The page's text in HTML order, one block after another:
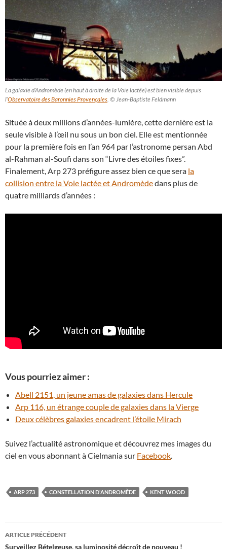
La galaxie d’Andromède (en haut à droite de la Voie lactée) est bien visible depuis
l’Observatoire des Baronnies Provençales . © Jean-Baptiste Feldmann
Située à deux millions d’années-lumière, cette dernière est la
seule visible à l’œil nu sous un bon ciel. Elle est mentionnée
pour la première fois en l’an 964 par l’astronome persan Abd
al-Rahman al-Soufi dans son “Livre des étoiles fixes”.
Finalement, Arp 273 préfigure assez bien ce que sera la
collision entre la Voie lactée et Andromèdedans plus de
quatre milliards d’années :
Vous pourriez aimer :
Abell 2151, un jeune amas de galaxies dans Hercule
Arp 116, un étrange couple de galaxies dans la Vierge
Deux célèbres galaxies encadrent l’étoile Mirach
Suivez l’actualité astronomique et découvrez mes images du
ciel en vous abonnant à Cielmania sur Facebook
ARP 273 CONSTELLATION D'ANDROMÈDE KENT WOOD
Navigation
ARTICLE PRÉCÉDENT
Surveillez Bételgeuse, sa luminosité décroît de nouveau !